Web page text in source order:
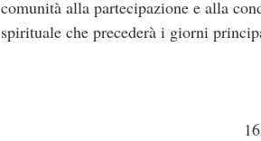
comunità alla partecipazione e alla
spirituale che precederà i giorni